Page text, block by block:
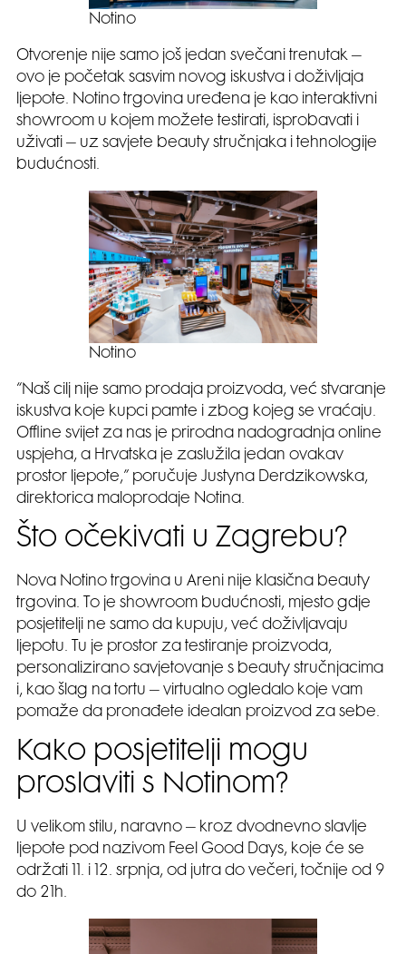
Notino
Otvorenje nije samo još jedan svečani trenutak –
ovo je početak sasvim novog iskustva i doživljaja
ljepote. Notino trgovina uređena je kao interaktivni
showroom u kojem možete testirati, isprobavati i
uživati – uz savjete beauty stručnjaka i tehnologije
budućnosti.
Notino
“Naš cilj nije samo prodaja proizvoda, već stvaranje
iskustva koje kupci pamte i zbog kojeg se vraćaju.
Offline svijet za nas je prirodna nadogradnja online
uspjeha, a Hrvatska je zaslužila jedan ovakav
prostor ljepote,” poručuje Justyna Derdzikowska,
direktorica maloprodaje Notina.
Što očekivati u Zagrebu?
Nova Notino trgovina u Areni nije klasična beauty
trgovina. To je showroom budućnosti, mjesto gdje
posjetitelji ne samo da kupuju, već doživljavaju
ljepotu. Tu je prostor za testiranje proizvoda,
personalizirano savjetovanje s beauty stručnjacima
i, kao šlag na tortu – virtualno ogledalo koje vam
pomaže da pronađete idealan proizvod za sebe.
Kako posjetitelji mogu
proslaviti s Notinom?
U velikom stilu, naravno – kroz dvodnevno slavlje
ljepote pod nazivom Feel Good Days, koje će se
održati 11. i 12. srpnja, od jutra do večeri, točnije od 9
do 21h.